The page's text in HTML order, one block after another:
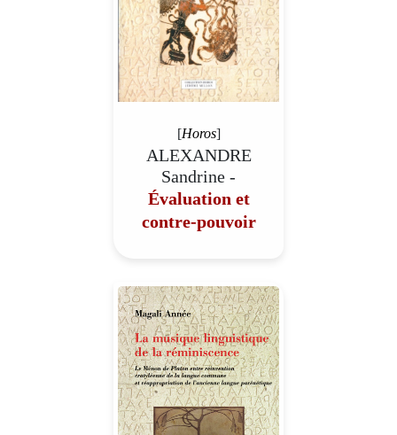
[Horos]
ALEXANDRE
Sandrine -
Évaluation et
contre-pouvoir